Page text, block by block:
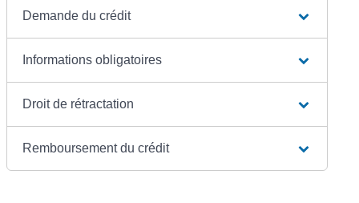
Demande du crédit
Informations obligatoires
Droit de rétractation
Remboursement du crédit